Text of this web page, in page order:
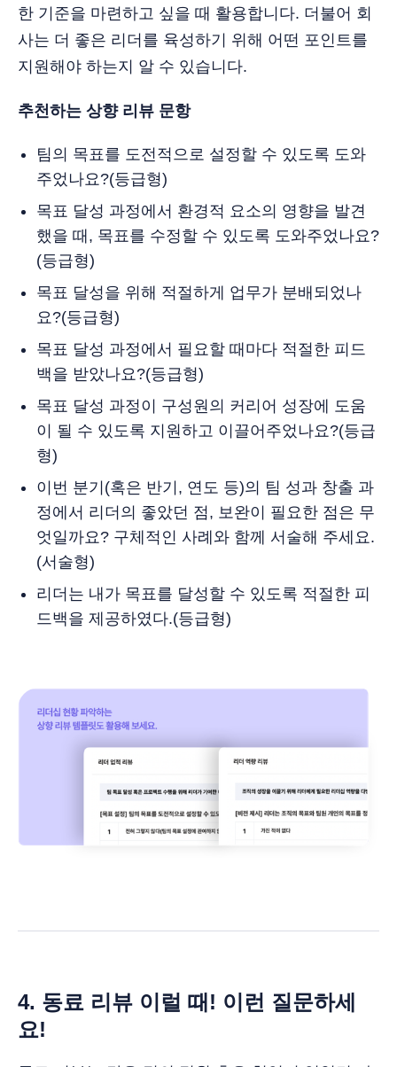
한 기준을 마련하고 싶을 때 활용합니다. 더불어 회
사는 더 좋은 리더를 육성하기 위해 어떤 포인트를
지원해야 하는지 알 수 있습니다.
추천하는 상향 리뷰 문항
팀의 목표를 도전적으로 설정할 수 있도록 도와
주었나요?(등급형)
목표 달성 과정에서 환경적 요소의 영향을 발견
했을 때, 목표를 수정할 수 있도록 도와주었나요?
(등급형)
목표 달성을 위해 적절하게 업무가 분배되었나
요?(등급형)
목표 달성 과정에서 필요할 때마다 적절한 피드
백을 받았나요?(등급형)
목표 달성 과정이 구성원의 커리어 성장에 도움
이 될 수 있도록 지원하고 이끌어주었나요?(등급
형)
이번 분기(혹은 반기, 연도 등)의 팀 성과 창출 과
정에서 리더의 좋았던 점, 보완이 필요한 점은 무
엇일까요? 구체적인 사례와 함께 서술해 주세요.
(서술형)
리더는 내가 목표를 달성할 수 있도록 적절한 피
드백을 제공하였다.(등급형)
4. 동료 리뷰 이럴 때! 이런 질문하세
요!